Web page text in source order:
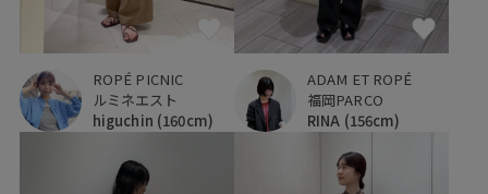
ROPÉ PICNIC
ルミネエスト
higuchin (160cm)
ADAM ET ROPÉ
福岡PARCO
RINA (156cm)